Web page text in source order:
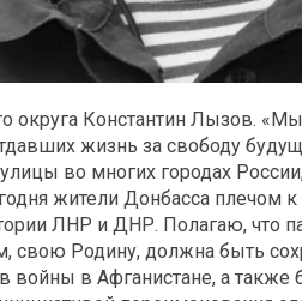
округа Константин Лызов.
жизнь за свободу
во многих городах
жители Донбасса плечом
ЛНР и ДНР. Полагаю, что
Родину, должна быть
войны в Афганистане, а также